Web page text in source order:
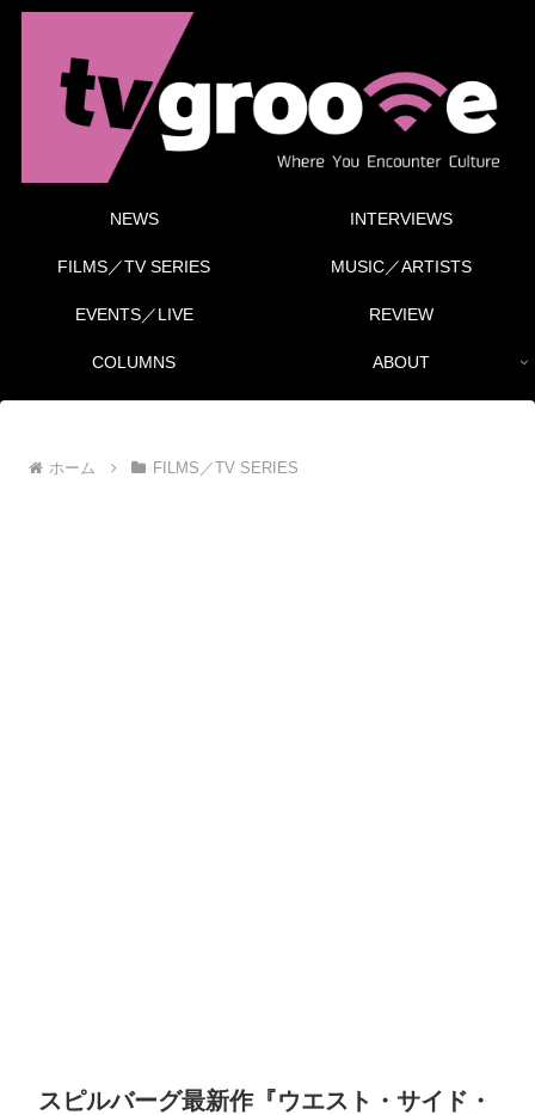
NEWS INTERVIEWS
FILMS／TV SERIES MUSIC／ARTISTS
EVENTS／LIVE REVIEW
COLUMNS ABOUT
ホーム FILMS／TV SERIES
スピルバーグ最新作『ウエスト・サイド・